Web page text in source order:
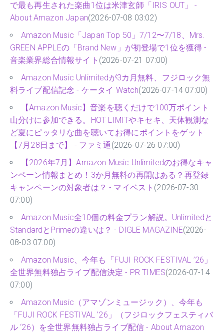
で最も再生された楽曲1位は米津玄師「IRIS OUT」 -
About Amazon Japan(2026-07-08 03:02)
Amazon Music「Japan Top 50」7/12〜7/18、Mrs.
GREEN APPLEの「Brand New」が初登場で1位を獲得 -
音楽業界総合情報サイト (2026-07-21 07:00)
Amazon Music Unlimitedが3カ月無料、フジロック無
料ライブ配信記念 - ケータイ Watch(2026-07-14 07:00)
【Amazon Music】音楽を聴くだけで100万ポイント
山分けに参加できる。HOT LIMITやキセキ、天体観測な
ど夏にピッタリな曲を聴いてお得にポイントをゲット
【7月28日まで】 - ファミ通 (2026-07-26 07:00)
【2026年7月】Amazon Music Unlimitedのお得なキャ
ンペーン情報まとめ！3か月無料の再開はある？再登録
キャンペーンの対象者は？ - マイベスト (2026-07-30
07:00)
Amazon Music全10個の料金プラン解説。Unlimitedと
StandardとPrimeの違いは？ - DIGLE MAGAZINE(2026-
08-03 07:00)
Amazon Music、今年も「FUJI ROCK FESTIVAL ’26」
全世界無料独占ライブ配信決定 - PR TIMES(2026-07-14
07:00)
Amazon Music（アマゾンミュージック）、今年も
「FUJI ROCK FESTIVAL ’26」（フジロックフェスティバ
ル ‘26）を全世界無料独占ライブ配信 - About Amazon